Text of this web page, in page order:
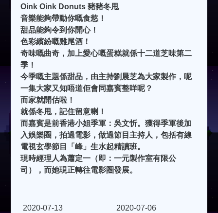
Oink Oink Donuts 豬豬冬甩
音樂能夠帶動你嘅食慾！
甜品能夠令到你開心！
色彩繽紛嘅雞尾酒！
奇味嘅曲奇，加上愛心嘅蛋糕就係十二道芝味第二
季！
今季嘅主題係甜品，由主持劉晨芝為大家製作，呢
一集大家又知唔道佢會同嘉賓整咩呢？
而家就開估啦！
就係冬甩，記住留意喇！
而嘉賓是前香港小姐季軍：吳文忻。獲得季軍後加
入娛樂圈，拍過電影，做過節目主持人，包括有線
電視玄學節目「峰」生水起精讀班。
現時經理人為蕭定一（即：一元製作室有限公
司），而她現正轉往電影圏發展。
2020-07-13 2020-07-06